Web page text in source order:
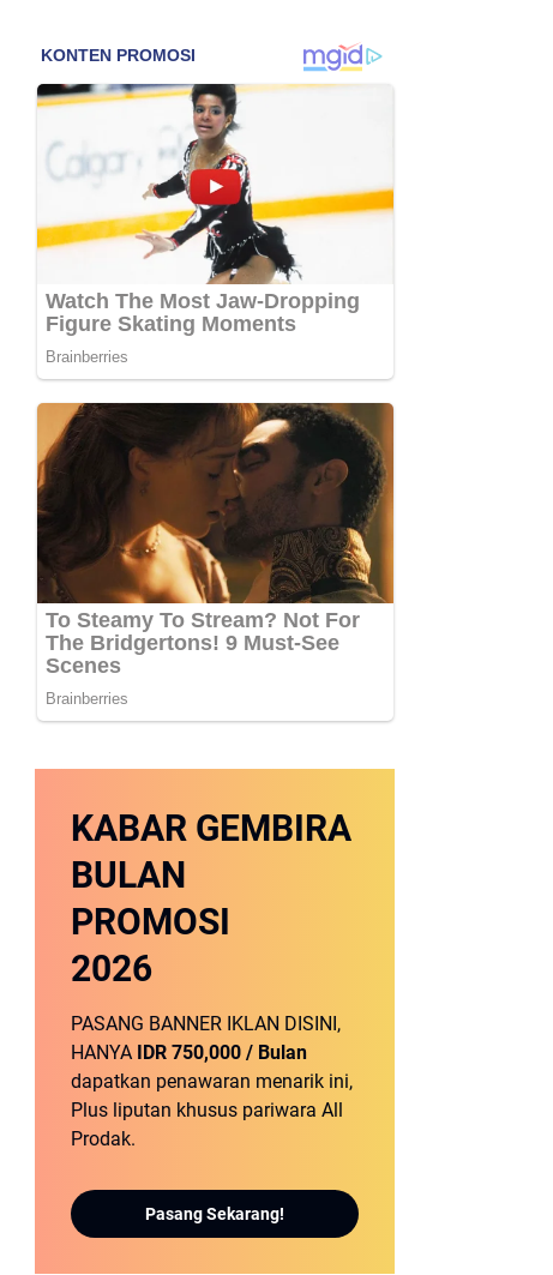
KABAR GEMBIRA
BULAN
PROMOSI
2026
PASANG BANNER IKLAN DISINI,
HANYA
IDR 750,000 / Bulan
dapatkan penawaran menarik ini,
Plus liputan khusus pariwara All
Prodak.
Pasang Sekarang!